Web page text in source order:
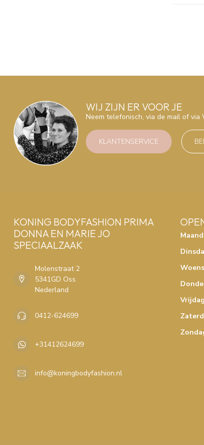
WIJ ZIJN ER VOOR JE
Neem telefonisch, via de mail of
KLANTENSERVICE
KONING BODYFASHION PRIMA
DONNA EN MARIE JO
SPECIAALZAAK
Molenstraat 2
5341GD Oss
Nederland
0412-624699
+31412624699
info@koningbodyfashion.nl